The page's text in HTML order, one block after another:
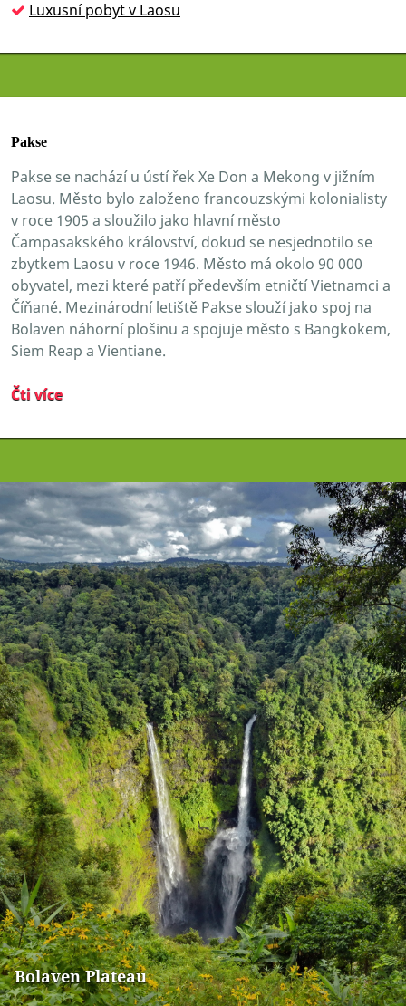
Luxusní pobyt v Laosu
Pakse
Pakse se nachází u ústí řek Xe Don a Mekong v jižním
Laosu. Město bylo založeno francouzskými kolonialisty
v roce 1905 a sloužilo jako hlavní město
Čampasakského království, dokud se nesjednotilo se
zbytkem Laosu v roce 1946. Město má okolo 90 000
obyvatel, mezi které patří především etničtí Vietnamci a
Číňané. Mezinárodní letiště Pakse slouží jako spoj na
Bolaven náhorní plošinu a spojuje město s Bangkokem,
Siem Reap a Vientiane.
Čti více
Bolaven Plateau